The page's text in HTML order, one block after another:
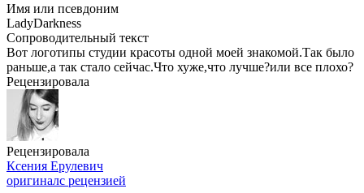
Имя или псевдоним
LadyDarkness
Сопроводительный текст
Вот логотипы студии красоты одной моей знакомой.Так было
раньше,а так стало сейчас.Что хуже,что лучше?или все плохо?
Рецензировала
Рецензировала
Ксения Ерулевич
оригиналс рецензией